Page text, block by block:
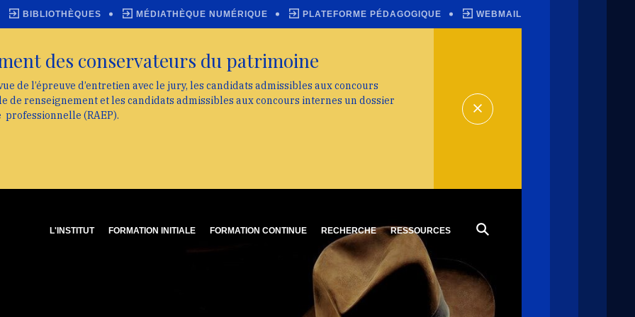
L'INSTITUT FORMATION INITIALE FORMATION CONTINUE RECHERCHE RESSOURCES
BIBLIOTHÈQUES MÉDIATHÈQUE NUMÉRIQUE PLATEFORME PÉDAGOGIQUE WEBMAIL
des conservateurs du patrimoine
de l’épreuve d’entretien avec le jury, les candidats admissibles aux concours
renseignement et les candidats admissibles aux concours internes un dossier
professionnelle (RAEP).